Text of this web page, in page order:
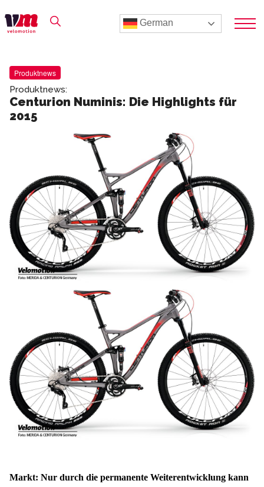
German
Produktnews
Produktnews:
Centurion Numinis: Die Highlights für
2015
Markt: Nur durch die permanente Weiterentwicklung kann